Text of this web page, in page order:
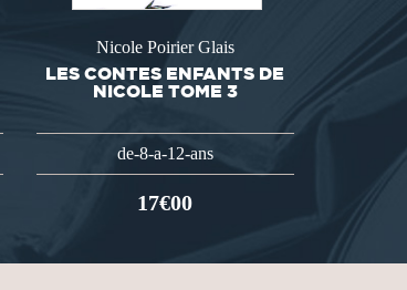
Nicole Poirier Glais
LES CONTES ENFANTS DE
NICOLE TOME 3
de-8-a-12-ans
17€00